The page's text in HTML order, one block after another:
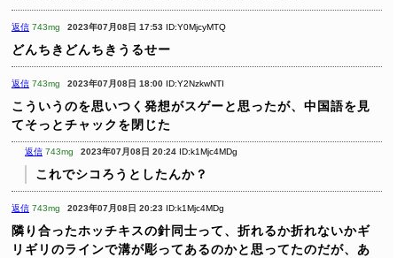
返信 743mg 2023年07月08日 17:53 ID:Y0MjcyMTQ
どんちきどんちきうるせー
返信 743mg 2023年07月08日 18:00 ID:Y2NzkwNTI
こういうのを思いつく発想がスゲーと思ったが、中国語を見
てそっとチャックを閉じた
返信 743mg 2023年07月08日 20:24 ID:k1Mjc4MDg
これでシコろうとしたんか？
返信 743mg 2023年07月08日 20:23 ID:k1Mjc4MDg
隣り合ったホッチキスの針同士って、折れるか折れないかギ
リギリのラインで溝が彫ってあるのかと思ってたのだが、あ